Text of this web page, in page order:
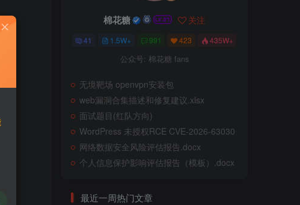
棉花糖 关注
41 1.5W+ 991 423 435W+
公众号: 棉花糖 fans
无境靶场 openvpn安装包
web漏洞合集描述和修复建议.xlsx
面试题目(红队方向)
WordPress 未授权RCE CVE-2026-63030
网络数据安全风险评估报告.docx
个人信息保护影响评估报告（模板）.docx
最近一周热门文章